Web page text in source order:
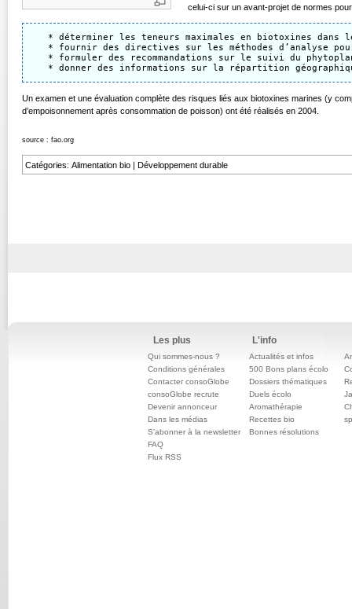
celui-ci sur un avant-projet de normes
* déterminer les teneurs maximales en biotoxines dans
* fournir des directives sur les méthodes d’analyse
* formuler des recommandations sur le suivi du
Un examen et une évaluation complète des risques liés aux biotoxines marines (y
d’empoisonnement après consommation de poisson) ont été réalisés en 2004.
source : fao.org
Catégories:Alimentation bio |Développement durable
Les plus
Qui sommes-nous ?
Conditions générales
Contacter consoGlobe
consoGlobe recrute
Devenir annonceur
Dans les médias
S'abonner à la newsletter
FAQ
Flux RSS
L'info
Actualités et infos
500 Bons plans écolo
Dossiers thématiques
Duels écolo
Aromathérapie
Recettes bio
Bonnes résolutions